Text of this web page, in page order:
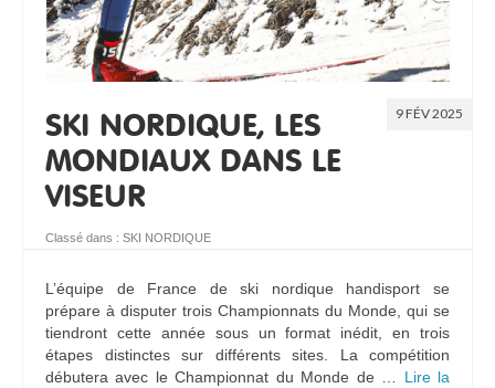
9 FÉV 2025
SKI NORDIQUE, LES
MONDIAUX DANS LE
VISEUR
Classé dans : SKI NORDIQUE
L’équipe de France de ski nordique handisport se
prépare à disputer trois Championnats du Monde, qui se
tiendront cette année sous un format inédit, en trois
étapes distinctes sur différents sites. La compétition
débutera avec le Championnat du Monde de … Lire la